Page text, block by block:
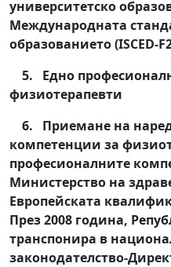
университетско
Международната
образованието (ISCED-
5. Едно
физиотерапевти
6. Приемане на
компетенции за
професионалните
Министерство на
Европейската
През 2008 година,
транспонира в
законодателство-